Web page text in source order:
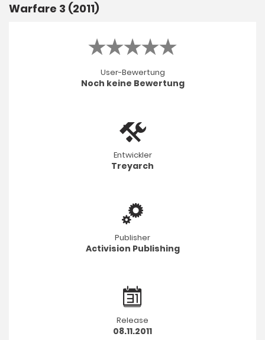
Warfare 3 (2011)
User-Bewertung
Noch keine Bewertung
Entwickler
Treyarch
Publisher
Activision Publishing
Release
08.11.2011